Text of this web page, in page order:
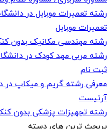
رشته تعمیرات موبایل در
تعمیرات موبایل
رشته مهندسی مکانیک بدون
رشته مربی مهد کودک در
ثبت نام
معرفی رشته گریم و میکاپ
آرتیست
رشته تجهیزات پزشکی بدون
پربحث ترین های دسته